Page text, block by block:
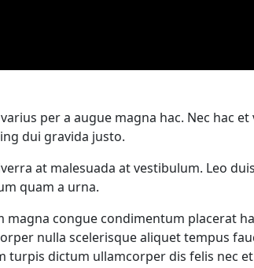
per a augue magna hac. Nec hac
dui gravida justo.
at malesuada at vestibulum. Leo
quam a urna.
congue condimentum placerat
nulla scelerisque aliquet tempus
dictum ullamcorper dis felis nec